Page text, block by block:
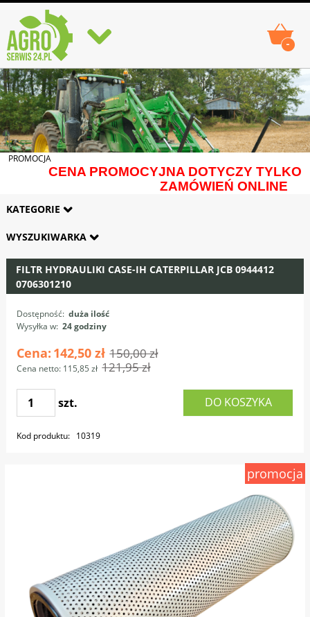
-
PROMOCJA
CENA PROMOCYJNA DOTYCZY TYLKO
ZAMÓWIEŃ ONLINE
KATEGORIE
WYSZUKIWARKA
promocja
FILTR HYDRAULIKI CASE-IH CATERPILLAR JCB 0944412
0706301210
Dostępność: duża ilość
Wysyłka w: 24 godziny
Cena: 142,50 zł 150,00 zł
Cena netto: 115,85 zł 121,95 zł
szt. DO KOSZYKA
Kod produktu: 10319